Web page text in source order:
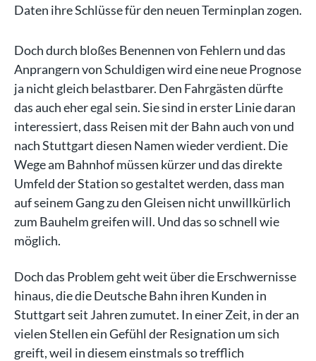
Daten ihre Schlüsse für den neuen Terminplan zogen.
Doch durch bloßes Benennen von Fehlern und das
Anprangern von Schuldigen wird eine neue Prognose
ja nicht gleich belastbarer. Den Fahrgästen dürfte
das auch eher egal sein. Sie sind in erster Linie daran
interessiert, dass Reisen mit der Bahn auch von und
nach Stuttgart diesen Namen wieder verdient. Die
Wege am Bahnhof müssen kürzer und das direkte
Umfeld der Station so gestaltet werden, dass man
auf seinem Gang zu den Gleisen nicht unwillkürlich
zum Bauhelm greifen will. Und das so schnell wie
möglich.
Doch das Problem geht weit über die Erschwernisse
hinaus, die die Deutsche Bahn ihren Kunden in
Stuttgart seit Jahren zumutet. In einer Zeit, in der an
vielen Stellen ein Gefühl der Resignation um sich
greift, weil in diesem einstmals so trefflich